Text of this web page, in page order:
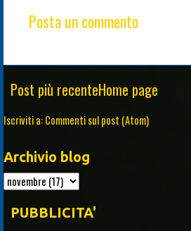
Posta un commento
Post più recenteHome page
Iscriviti a:Commenti sul post (Atom)
Archivio blog
PUBBLICITA'